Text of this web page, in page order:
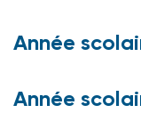
Année
Année